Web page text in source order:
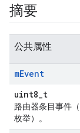
摘要
公共属性
mEvent
uint8_t
路由器条目事件（
枚举）。